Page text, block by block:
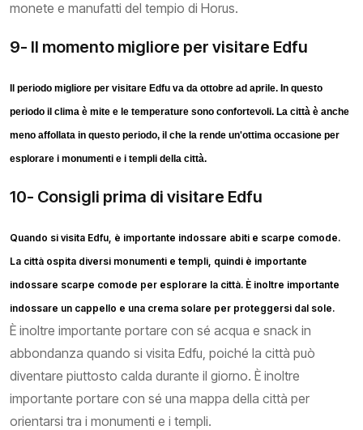
monete e manufatti del tempio di Horus.
9- Il momento migliore per visitare Edfu
Il periodo migliore per visitare Edfu va da ottobre ad aprile. In questo
periodo il clima è mite e le temperature sono confortevoli. La città è anche
meno affollata in questo periodo, il che la rende un'ottima occasione per
esplorare i monumenti e i templi della città.
10- Consigli prima di visitare Edfu
Quando si visita Edfu, è importante indossare abiti e scarpe comode.
La città ospita diversi monumenti e templi, quindi è importante
indossare scarpe comode per esplorare la città. È inoltre importante
indossare un cappello e una crema solare per proteggersi dal sole.
È inoltre importante portare con sé acqua e snack in
abbondanza quando si visita Edfu, poiché la città può
diventare piuttosto calda durante il giorno. È inoltre
importante portare con sé una mappa della città per
orientarsi tra i monumenti e i templi.